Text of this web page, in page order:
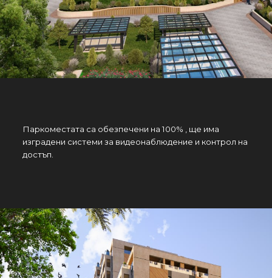
Паркоместата са обезпечени на 100% , ще има
изградени системи за видеонаблюдение и контрол на
достъп.